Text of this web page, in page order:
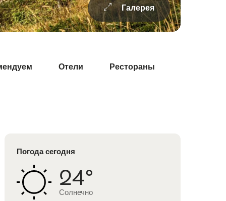
Галерея
Отели Рестораны
Погода сегодня
24°
Солнечно